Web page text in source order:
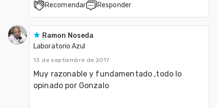
Recomendar Responder
Ramon Noseda
Laboratorio Azul
13 de septiembre de 2017
Muy razonable y fundamentado ,todo lo